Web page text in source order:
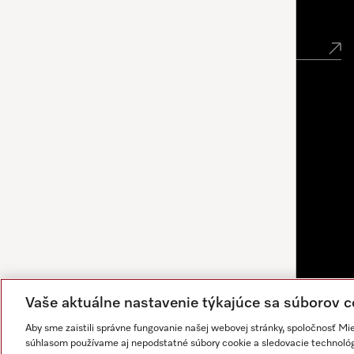
Vaše aktuálne nastavenie týkajúce sa súborov
Aby sme zaistili správne fungovanie našej webovej stránky, spoločnosť
súhlasom používame aj nepodstatné súbory cookie a sledovacie